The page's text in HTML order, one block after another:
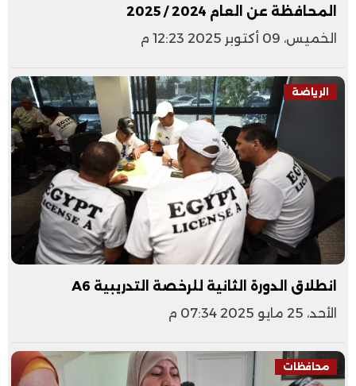
المحافظة عن العام 2024 / 2025
الخميس، 09 أكتوبر 2025 12:23 م
الرياضة
انطلاق الدورة الثانية للرخصة التدريبية A6
الأحد، 25 مايو 2025 07:34 م
محافظات